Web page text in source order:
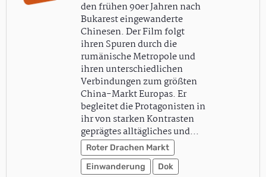
den frühen 90er Jahren nach
Bukarest eingewanderte
Chinesen. Der Film folgt
ihren Spuren durch die
rumänische Metropole und
ihren unterschiedlichen
Verbindungen zum größten
China-Markt Europas. Er
begleitet die Protagonisten in
ihr von starken Kontrasten
geprägtes alltägliches und…
Roter Drachen Markt
Einwanderung
Dok